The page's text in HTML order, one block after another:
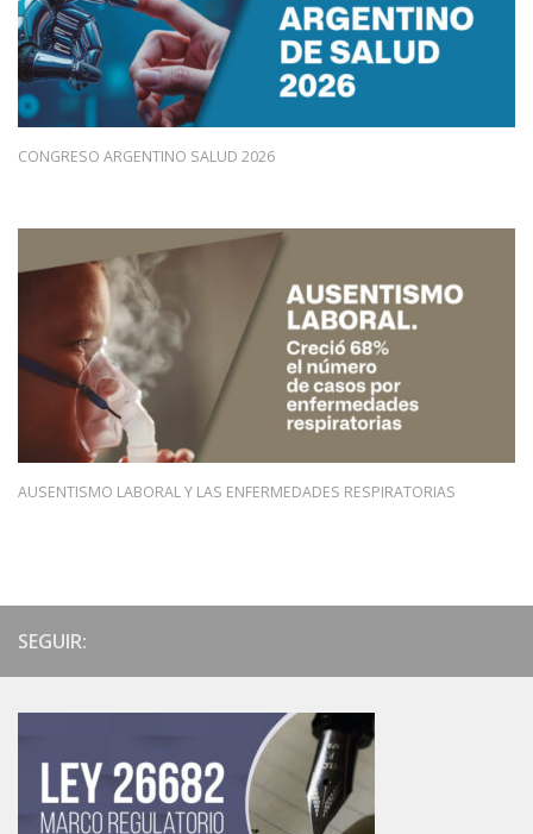
CONGRESO ARGENTINO SALUD 2026
AUSENTISMO LABORAL Y LAS ENFERMEDADES RESPIRATORIAS
SEGUIR: